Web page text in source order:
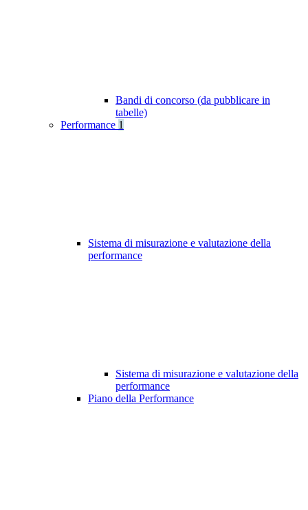
Bandi di concorso (da pubblicare in
tabelle)
Performance 1
Sistema di misurazione e valutazione della
performance
Sistema di misurazione e valutazione della
performance
Piano della Performance